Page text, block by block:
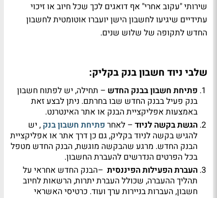
שירותי "עקוב אחרי" אף דואגים לכך שכל חיוב או זיכוי
עתידיים שיגיעו לחשבון הישן יועברו אוטומטית לחשבון
החדש לתקופה של שלוש שנים.
שלבי ניוד חשבון בנק בקליק:
פתיחת חשבון בבנק החדש – תחילה, יש לפתוח חשבון
בנק פעיל בבנק החדש שבו בחרתם. ניתן לבצע זאת
באמצעות אפליקציית הבנק או אתר האינטרנט.
הגשת בקשה לניוד – לאחר פתיחת חשבון בנק , יש
להגיש בקשה לניוד בקליק, גם כן דרך אתר או אפליקציית
הבנק החדש. מרגע שהבקשה מוגשת, הבנק החדש מטפל
בכל הפרטים הנדרשים להעברת החשבון.
העברת הפעילות הפיננסית –הבנק החדש אחראי על
תהליך ההעברה, שכולל העברת יתרות, הרשאות לחיוב
חשבון, העברות בניירות ערך ועוד. כרטיסי האשראי